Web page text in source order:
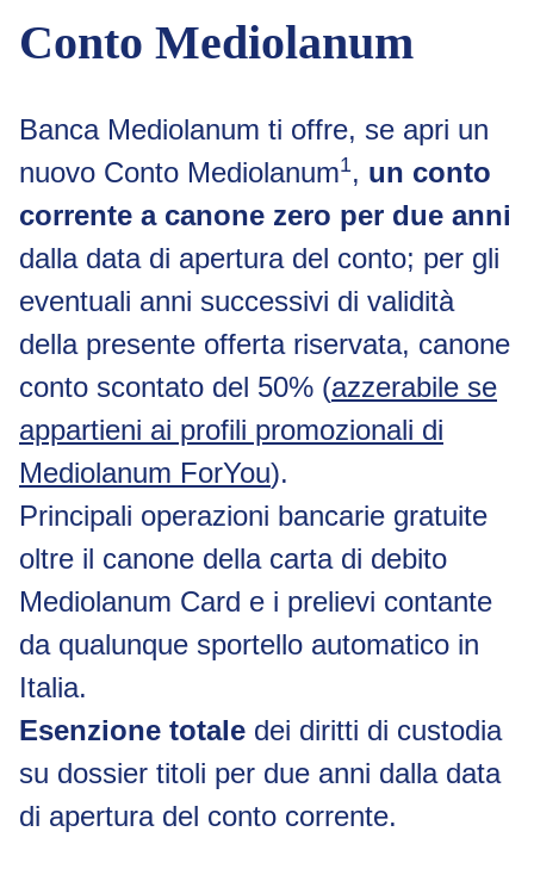
Conto Mediolanum
Banca Mediolanum ti offre, se apri un
nuovo Conto Mediolanum1, un conto
corrente a canone zero per due anni
dalla data di apertura del conto; per gli
eventuali anni successivi di validità
della presente offerta riservata, canone
conto scontato del 50% (azzerabile se
appartieni ai profili promozionali di
Mediolanum ForYou).
Principali operazioni bancarie gratuite
oltre il canone della carta di debito
Mediolanum Card e i prelievi contante
da qualunque sportello automatico in
Italia.
Esenzione totale dei diritti di custodia
su dossier titoli per due anni dalla data
di apertura del conto corrente.